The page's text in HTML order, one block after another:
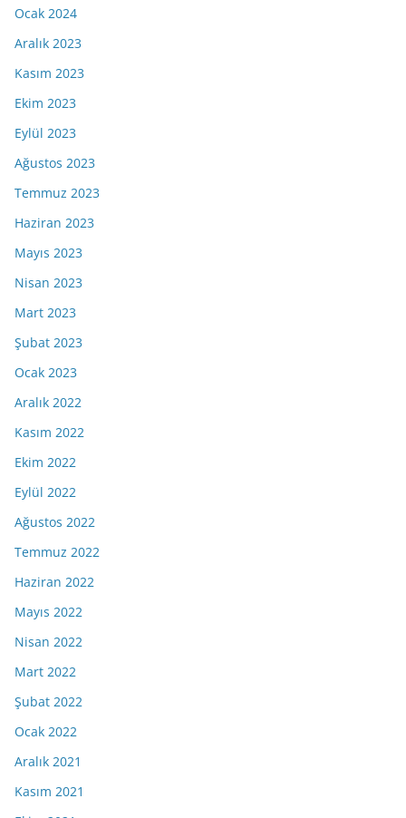
Ocak 2024
Aralık 2023
Kasım 2023
Ekim 2023
Eylül 2023
Ağustos 2023
Temmuz 2023
Haziran 2023
Mayıs 2023
Nisan 2023
Mart 2023
Şubat 2023
Ocak 2023
Aralık 2022
Kasım 2022
Ekim 2022
Eylül 2022
Ağustos 2022
Temmuz 2022
Haziran 2022
Mayıs 2022
Nisan 2022
Mart 2022
Şubat 2022
Ocak 2022
Aralık 2021
Kasım 2021